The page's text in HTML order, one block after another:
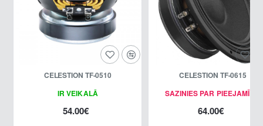
IR VEIKALĀ
CELESTION TF-0510
54.00€
SAZINIES PAR PIEEJAMĪBU
CELESTION TF-0615
64.00€